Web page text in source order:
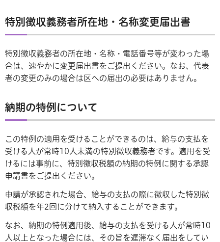
特別徴収義務者所在地・名称変更届出書
特別徴収義務者の所在地・名称・電話番号等が変わった場
合は、速やかに変更届出書をご提出ください。なお、代表
者の変更のみの場合は区への届出の必要はありません。
納期の特例について
この特例の適用を受けることができるのは、給与の支払を
受ける人が常時10人未満の特別徴収義務者です。適用を受
けるには事前に、特別徴収税額の納期の特例に関する承認
申請書をご提出ください。
申請が承認された場合、給与の支払の際に徴収した特別徴
収税額を年2回に分けて納入することができます。
なお、納期の特例適用後、給与の支払を受ける人が常時10
人以上となった場合には、その旨を遅滞なく届出をしてい